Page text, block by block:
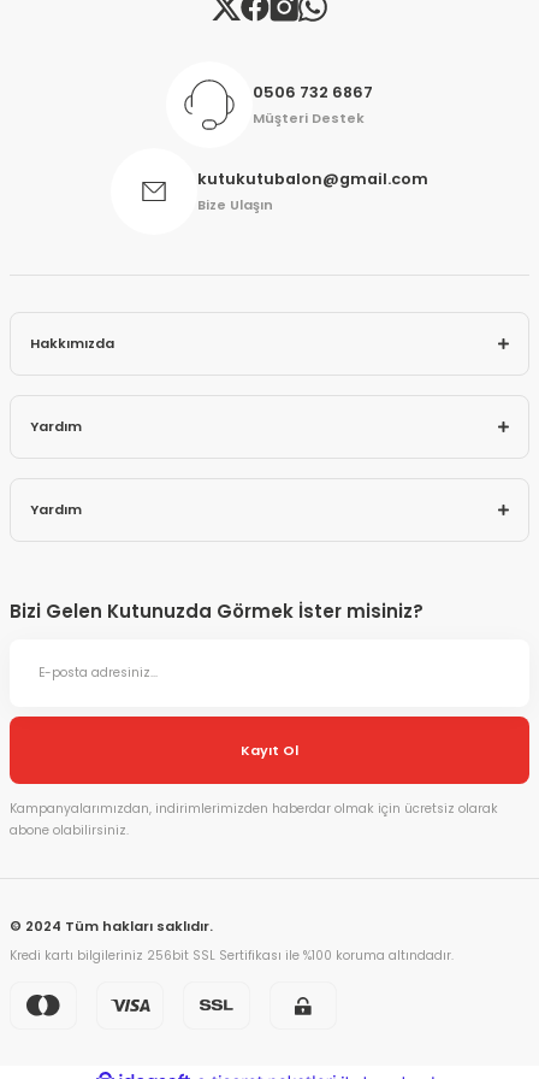
Gönder
0506 732 6867
Müşteri Destek
kutukutubalon@gmail.com
Bize Ulaşın
Hakkımızda
Yardım
Yardım
Bizi Gelen Kutunuzda Görmek İster misiniz?
Kayıt Ol
Kampanyalarımızdan, indirimlerimizden haberdar olmak için ücretsiz olarak
abone olabilirsiniz.
© 2024 Tüm hakları saklıdır.
Kredi kartı bilgileriniz 256bit SSL Sertifikası ile %100 koruma altındadır.